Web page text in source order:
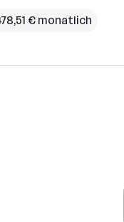
€ monatlich